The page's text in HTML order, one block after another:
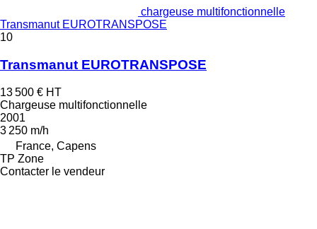
chargeuse multifonctionnelle
Transmanut EUROTRANSPOSE
10
Transmanut EUROTRANSPOSE
13 500 € HT
Chargeuse multifonctionnelle
2001
3 250 m/h
France, Capens
TP Zone
Contacter le vendeur